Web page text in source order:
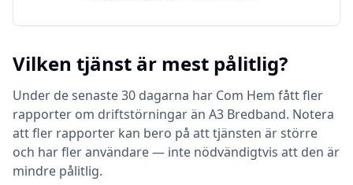
Vilken tjänst är mest pålitlig?
Under de senaste 30 dagarna har Com Hem fått fler
rapporter om driftstörningar än A3 Bredband. Notera
att fler rapporter kan bero på att tjänsten är större
och har fler användare — inte nödvändigtvis att den är
mindre pålitlig.